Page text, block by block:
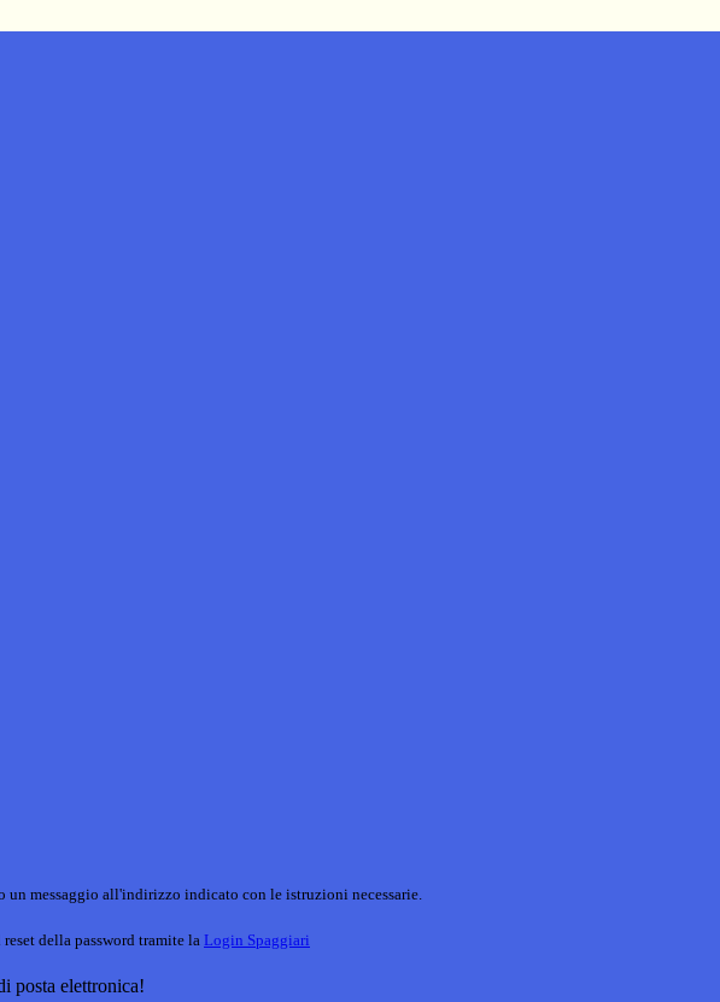
un messaggio all'indirizzo indicato con le istruzioni necessarie.
della password tramite la Login Spaggiari
posta elettronica!